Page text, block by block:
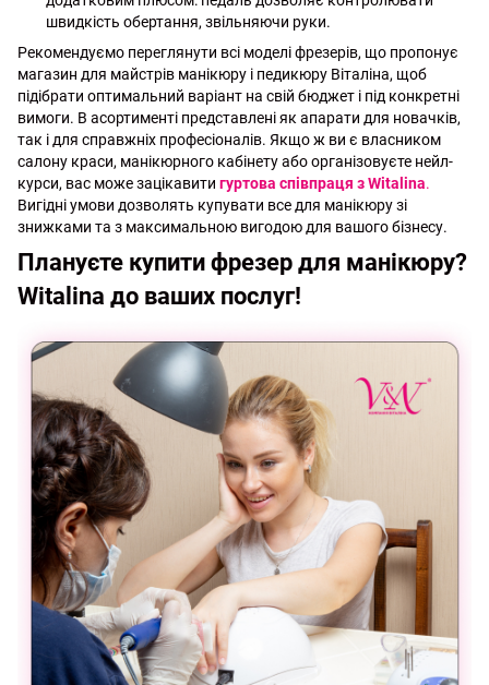
швидкість обертання, звільняючи руки.
Рекомендуємо переглянути всі моделі фрезерів, що пропонує
магазин для майстрів манікюру і педикюру Віталіна, щоб
підібрати оптимальний варіант на свій бюджет і під конкретні
вимоги. В асортименті представлені як апарати для новачків,
так і для справжніх професіоналів. Якщо ж ви є власником
салону краси, манікюрного кабінету або організовуєте нейл-
курси, вас може зацікавити гуртова співпраця з Witalina.
Вигідні умови дозволять купувати все для манікюру зі
знижками та з максимальною вигодою для вашого бізнесу.
Плануєте купити фрезер для манікюру?
Witalina до ваших послуг!